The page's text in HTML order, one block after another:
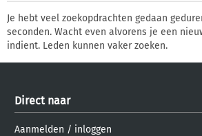
Je hebt veel zoekopdrachten gedaan
seconden. Wacht even alvorens je een
indient. Leden kunnen vaker zoeken.
Direct naar
Aanmelden / inloggen